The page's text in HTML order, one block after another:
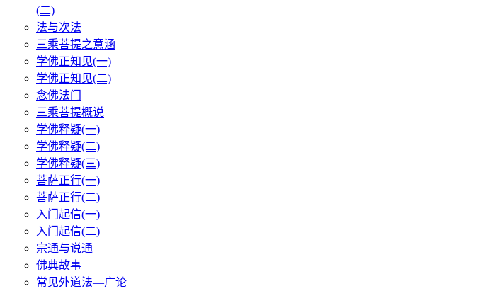
(二)
法与次法
三乘菩提之意涵
学佛正知见(一)
学佛正知见(二)
念佛法门
三乘菩提概说
学佛释疑(一)
学佛释疑(二)
学佛释疑(三)
菩萨正行(一)
菩萨正行(二)
入门起信(一)
入门起信(二)
宗通与说通
佛典故事
常见外道法—广论